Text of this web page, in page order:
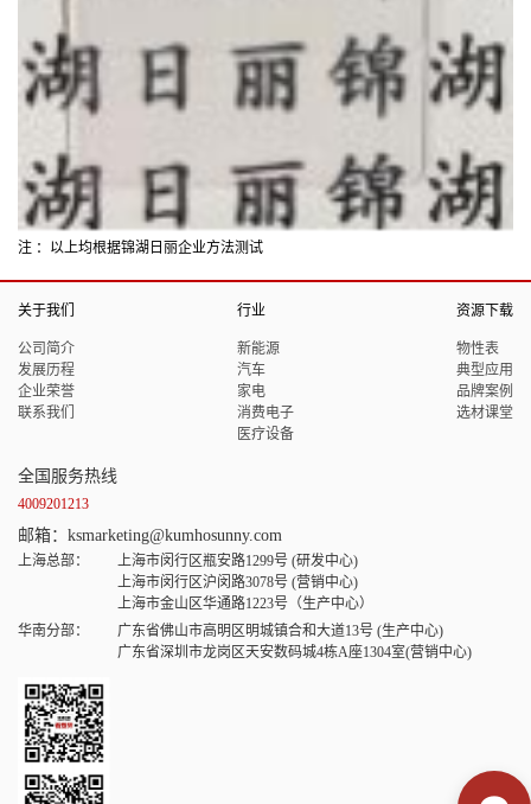
注 ：以上均根据锦湖日丽企业方法测试
关于我们
公司简介
发展历程
企业荣誉
联系我们
行业
新能源
汽车
家电
消费电子
医疗设备
资源下载
物性表
典型应用
品牌案例
选材课堂
全国服务热线
4009201213
邮箱：ksmarketing@kumhosunny.com
上海总部：
上海市闵行区瓶安路1299号 (研发中心)
上海市闵行区沪闵路3078号 (营销中心)
上海市金山区华通路1223号（生产中心）
华南分部：
广东省佛山市高明区明城镇合和大道13号 (生产中心)
广东省深圳市龙岗区天安数码城4栋A座1304室(营销中心)